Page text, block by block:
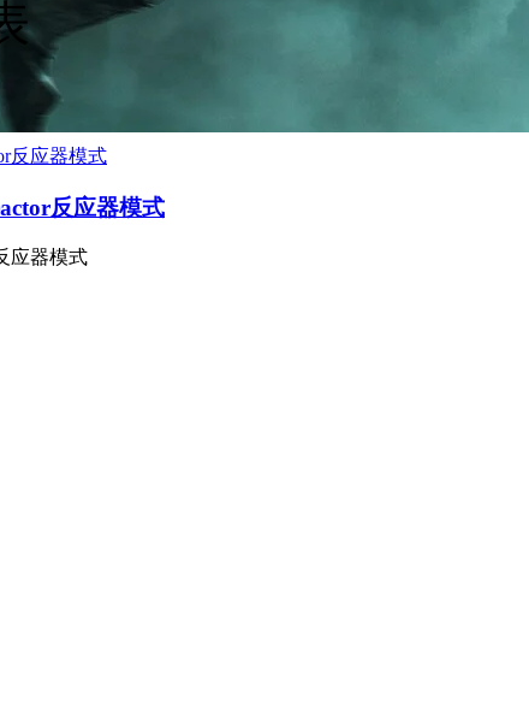
反应器模式
应器模式